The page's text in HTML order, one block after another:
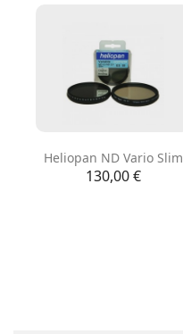
Heliopan ND Vario Slim
Precio
130,00 €